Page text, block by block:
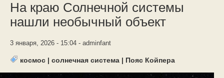
На краю Солнечной системы
нашли необычный объект
3 января, 2026 - 15:04 - adminfant
космос | солнечная система | Пояс Койпера